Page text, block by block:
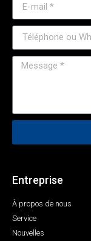
Entreprise
À propos de nous
Service
Nouvelles